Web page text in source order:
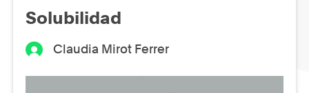
Solubilidad
Claudia Mirot Ferrer